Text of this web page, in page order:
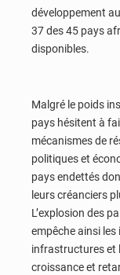
développement
37 des 45 pays
disponibles.
Malgré le poids
pays hésitent à
mécanismes de
politiques et
pays endettés
leurs créanciers
L’explosion des
empêche ainsi
infrastructures et
croissance et